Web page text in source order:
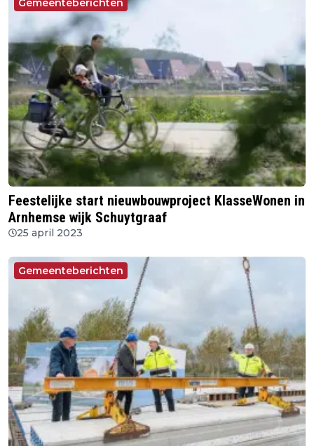
Gemeenteberichten
Feestelijke start nieuwbouwproject KlasseWonen in
Arnhemse wijk Schuytgraaf
25 april 2023
Gemeenteberichten